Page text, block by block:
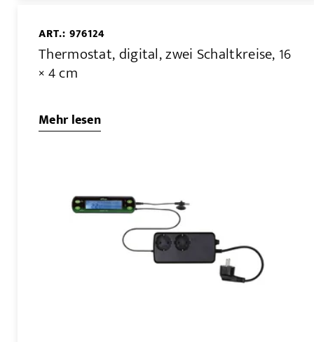
ART.: 976124
Thermostat, digital, zwei Schaltkreise, 16
× 4 cm
Mehr lesen